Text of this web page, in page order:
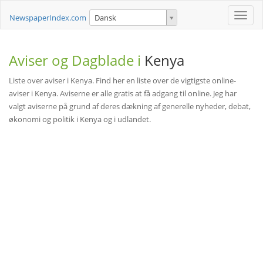
Toggle
NewspaperIndex.com Dansk
Aviser og Dagblade i Kenya
Liste over aviser i Kenya. Find her en liste over de vigtigste online-
aviser i Kenya. Aviserne er alle gratis at få adgang til online. Jeg har
valgt aviserne på grund af deres dækning af generelle nyheder, debat,
økonomi og politik i Kenya og i udlandet.